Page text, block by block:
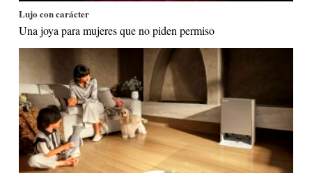
Lujo con carácter
Una joya para mujeres que no piden permiso